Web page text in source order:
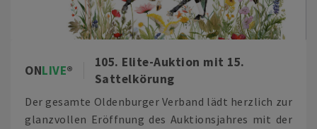
ONLIVE
105. Elite-Auktion mit 15.
Sattelkörung
Der gesamte Oldenburger Verband lädt herzlich zur
glanzvollen Eröffnung des Auktionsjahres mit der